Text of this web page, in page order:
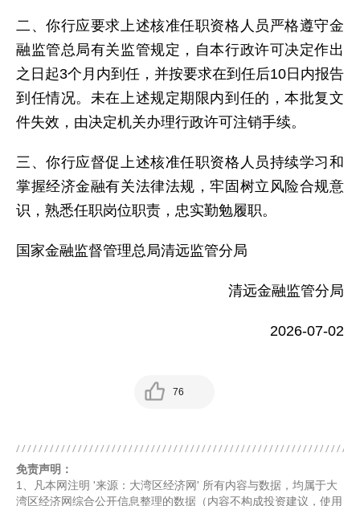
二、你行应要求上述核准任职资格人员严格遵守金
融监管总局有关监管规定，自本行政许可决定作出
之日起3个月内到任，并按要求在到任后10日内报告
到任情况。未在上述规定期限内到任的，本批复文
件失效，由决定机关办理行政许可注销手续。
三、你行应督促上述核准任职资格人员持续学习和
掌握经济金融有关法律法规，牢固树立风险合规意
识，熟悉任职岗位职责，忠实勤勉履职。
国家金融监督管理总局清远监管分局
清远金融监管分局
2026-07-02
76
免责声明：
1、凡本网注明 '来源：大湾区经济网' 所有内容与数据，均属于大
湾区经济网综合公开信息整理的数据（内容不构成投资建议，使用